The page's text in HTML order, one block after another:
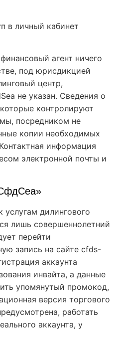
в личный кабинет
агент ничего
под юрисдикцией
центр,
не указан. Сведения о
контролируют
посредником не
копии необходимых
информация
электронной почты и
услугам дилингового
лишь совершеннолетний
перейти
запись на сайте cfds-
аккаунта
инвайта, а данные
упомянутый промокод,
версия торгового
работать
аккаунта, у